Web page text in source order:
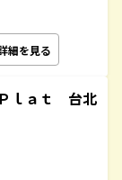
細を見る
ｌａｔ 台北